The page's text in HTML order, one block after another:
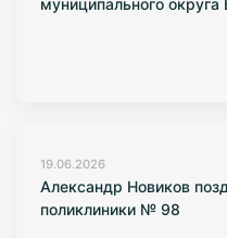
муниципального
19.06.2026
Александр Новиков
поликлиники № 98